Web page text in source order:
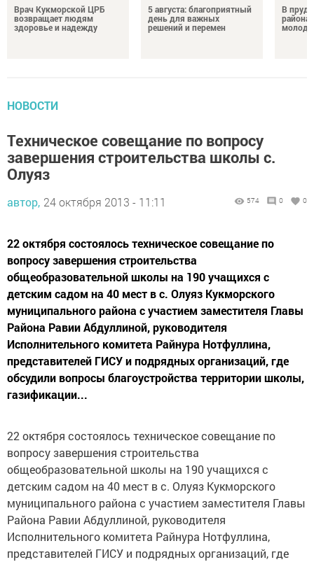
Врач Кукморской ЦРБ
возвращает людям
здоровье и надежду
5 августа: благоприятный
день для важных
решений и перемен
В
района
НОВОСТИ
Техническое совещание по вопросу
завершения строительства школы с.
Олуяз
автор, 24 октября 2013 - 11:11 574 0 0
22 октября состоялось техническое совещание по
вопросу завершения строительства
общеобразовательной школы на 190 учащихся с
детским садом на 40 мест в с. Олуяз Кукморского
муниципального района с участием заместителя Главы
Района Равии Абдуллиной, руководителя
Исполнительного комитета Райнура Нотфуллина,
представителей ГИСУ и подрядных организаций, где
обсудили вопросы благоустройства территории школы,
газификации...
22 октября состоялось техническое совещание по
вопросу завершения строительства
общеобразовательной школы на 190 учащихся с
детским садом на 40 мест в с. Олуяз Кукморского
муниципального района с участием заместителя Главы
Района Равии Абдуллиной, руководителя
Исполнительного комитета Райнура Нотфуллина,
представителей ГИСУ и подрядных организаций, где